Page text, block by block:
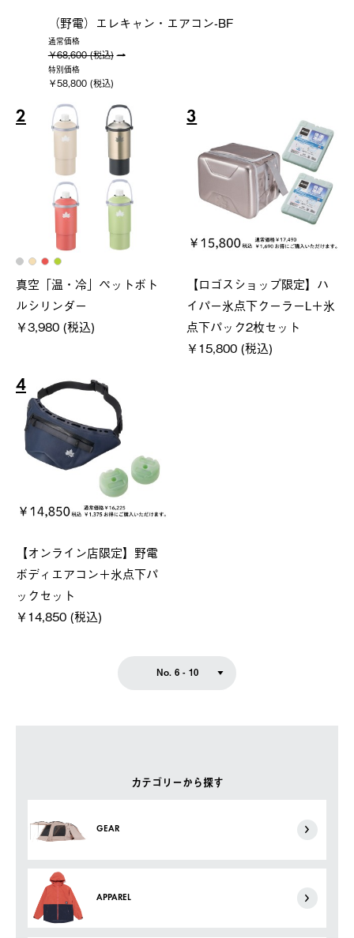
カテゴリーから探す
GEAR
APPAREL
（野電）エレキャン・エアコン-BF
通常価格
￥68,600 (税込)
特別価格
￥58,800 (税込)
2
真空「温・冷」ペットボト
ルシリンダー
￥3,980 (税込)
3
【ロゴスショップ限定】ハ
イパー氷点下クーラーL＋氷
点下パック2枚セット
￥15,800 (税込)
4
【オンライン店限定】野電
ボディエアコン＋氷点下パ
ックセット
￥14,850 (税込)
No. 6 - 10